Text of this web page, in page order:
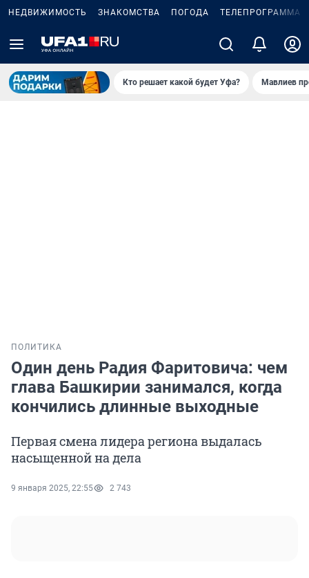
НЕДВИЖИМОСТЬ ЗНАКОМСТВА ПОГОДА ТЕЛЕПРОГРАММА
Кто решает какой будет Уфа? Мавлиев
ПОЛИТИКА
Один день Радия Фаритовича: чем
глава Башкирии занимался, когда
кончились длинные выходные
Первая смена лидера региона выдалась
насыщенной на дела
9 января 2025, 22:55 2 743